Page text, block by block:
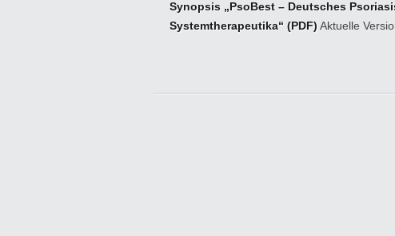
Synopsis „PsoBest – Deutsches
Systemtherapeutika“ (PDF) Aktuelle